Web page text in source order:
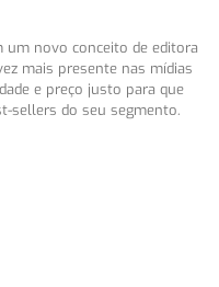
um novo conceito de editora
mais presente nas mídias
e preço justo para que
sellers do seu segmento.